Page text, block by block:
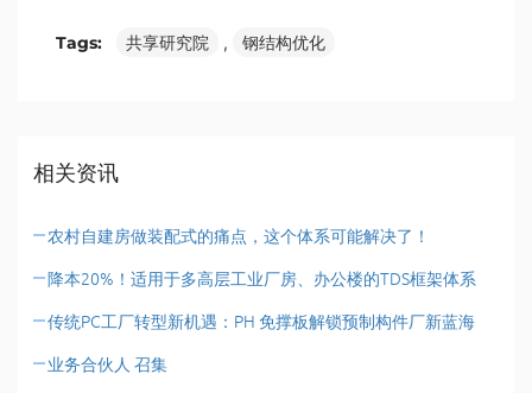
Tags: 共享研究院 , 钢结构优化
相关资讯
农村自建房做装配式的痛点，这个体系可能解决了！
降本20%！适用于多高层工业厂房、办公楼的TDS框架体系
传统PC工厂转型新机遇：PH 免撑板解锁预制构件厂新蓝海
业务合伙人 召集